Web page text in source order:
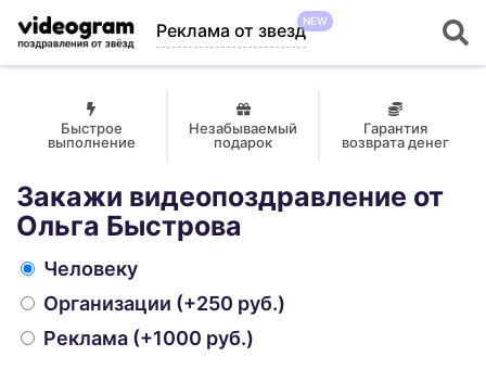
Реклама от звездNEW
Быстрое
выполнение
Незабываемый
подарок
Гарантия
возврата денег
Закажи видеопоздравление от
Ольга Быстрова
Человеку
Организации (+250 руб.)
Реклама (+1000 руб.)